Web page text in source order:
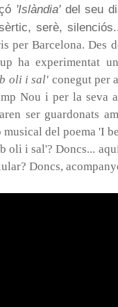
'Islàndia'del seu
serè,
per Barcelona. Des
ha experimentat
oli i sal' conegut per
Nou i per la seva
ser guardonats
del poema 'I
oli i sal'? Doncs...
Doncs,